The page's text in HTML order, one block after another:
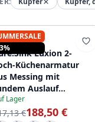
Luxion 2-
Küchenarmatur
Messing mit
Auslauf
62
Lager
€188,50 €